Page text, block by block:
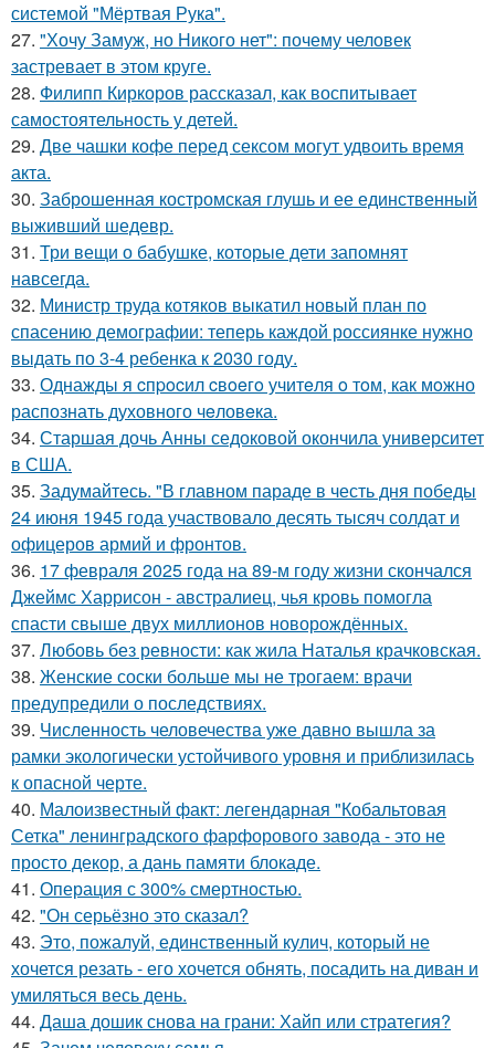
системой "Мёртвая Рука".
27. "Хочу Замуж, но Никого нет": почему человек
застревает в этом круге.
28. Филипп Киркоров рассказал, как воспитывает
самостоятельность у детей.
29. Две чашки кофе перед сексом могут удвоить время
акта.
30. Заброшенная костромская глушь и ее единственный
выживший шедевр.
31. Три вещи о бабушке, которые дети запомнят
навсегда.
32. Министр труда котяков выкатил новый план по
спасению демографии: теперь каждой россиянке нужно
выдать по 3-4 ребенка к 2030 году.
33. Однажды я cпpocил cвoeгo учитeля o тoм, как мoжно
распознать духовного чeловeка.
34. Старшая дочь Анны седоковой окончила университет
в США.
35. Задумайтесь. "В главном параде в честь дня победы
24 июня 1945 года участвовало десять тысяч солдат и
офицеров армий и фронтов.
36. 17 февраля 2025 года на 89-м году жизни скончался
Джеймс Харрисон - австралиец, чья кровь помогла
спасти свыше двух миллионов новорождённых.
37. Любовь без ревности: как жила Наталья крачковская.
38. Женские соски больше мы не трогаем: врачи
предупредили о последствиях.
39. Численность человечества уже давно вышла за
рамки экологически устойчивого уровня и приблизилась
к опасной черте.
40. Малоизвестный факт: легендарная "Кобальтовая
Сетка" ленинградского фарфорового завода - это не
просто декор, а дань памяти блокаде.
41. Операция с 300% смертностью.
42. "Он серьёзно это сказал?
43. Это, пожалуй, единственный кулич, который не
хочется резать - его хочется обнять, посадить на диван и
умиляться весь день.
44. Даша дошик снова на грани: Хайп или стратегия?